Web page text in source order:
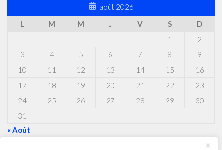
août 2026
L
M M J V S
D
1
2
3
4 5 6 7 8
9
10
11 12 13 14 15
16
17
18 19 20 21 22
23
24
25 26 27 28 29
30
31
« Août